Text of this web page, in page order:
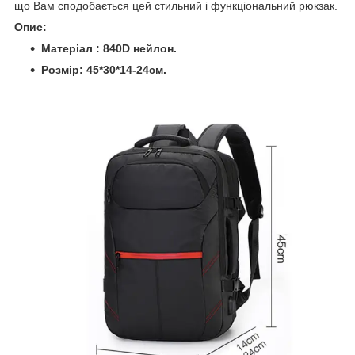
що Вам сподобається цей стильний і функціональний рюкзак.
Опис:
Матеріал : 840D нейлон.
Розмір: 45*30*14-24см.